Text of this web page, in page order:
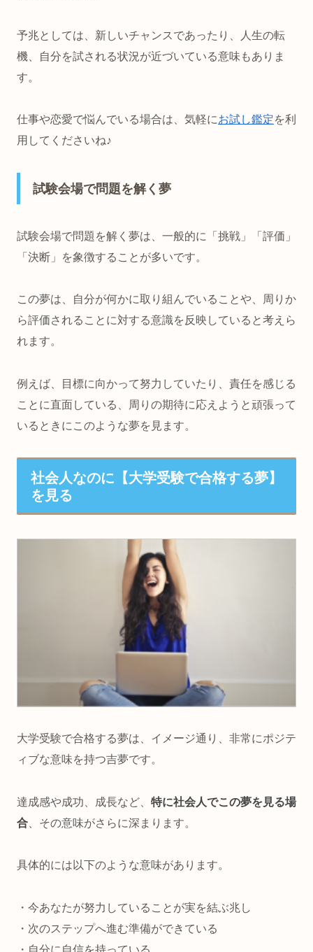
予兆としては、新しいチャンスであったり、人生の転
機、自分を試される状況が近づいている意味もありま
す。
仕事や恋愛で悩んでいる場合は、気軽にお試し鑑定を利
用してくださいね♪
試験会場で問題を解く夢
試験会場で問題を解く夢は、一般的に「挑戦」「評価」
「決断」を象徴することが多いです。
この夢は、自分が何かに取り組んでいることや、周りか
ら評価されることに対する意識を反映していると考えら
れます。
例えば、
目標に向かって努力していたり、責任を感じる
ことに直面している、周りの期待に応えようと頑張って
いる ときにこのような夢を見ます。
社会人なのに【大学受験で合格する夢】
を見る
大学受験で合格する夢は、イメージ通り、非常にポジテ
ィブな意味を持つ吉夢です。
達成感や成功、成長など、 特に社会人でこの夢を見る場
合 、その意味がさらに深まります。
具体的には以下のような意味があります。
・今あなたが努力していることが実を結ぶ兆し
・次のステップへ進む準備ができている
・自分に自信を持っている